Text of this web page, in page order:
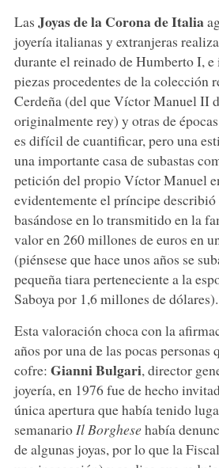
Las Joyas de la Corona de Italia
joyería italianas y extranjeras
durante el reinado de Humberto I,
piezas procedentes de la colección
Cerdeña (del que Víctor Manuel II
originalmente rey) y otras de
es difícil de cuantificar, pero una
una importante casa de subastas
petición del propio Víctor Manuel
evidentemente el príncipe
basándose en lo transmitido en la
valor en 260 millones de euros en
(piénsese que hace unos años se
pequeña tiara perteneciente a la
Saboya por 1,6 millones de dólares).
Esta valoración choca con la
años por una de las pocas personas
cofre: Gianni Bulgari, director
joyería, en 1976 fue de hecho
única apertura que había tenido
semanario Il Borghesehabía
de algunas joyas, por lo que la